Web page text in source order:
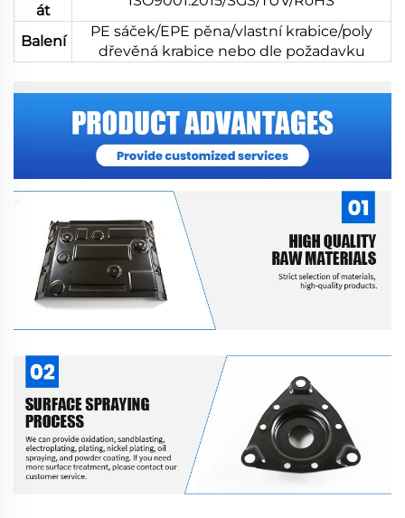
át
Balení
PE sáček/EPE pěna/vlastní krabice/poly
dřevěná krabice nebo dle požadavku